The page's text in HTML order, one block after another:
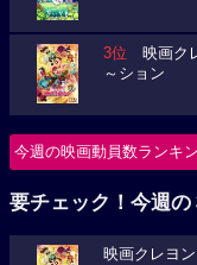
3位 映画ク
～ション
今週の映画動員数ランキ
要チェック！今週の
映画クレヨ